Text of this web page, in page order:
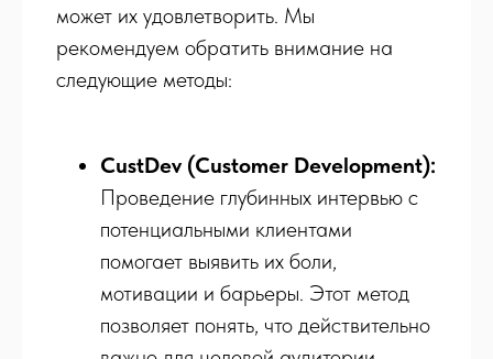
может их удовлетворить. Мы
рекомендуем обратить внимание на
следующие методы:
CustDev (Customer Development):
Проведение глубинных интервью с
потенциальными клиентами
помогает выявить их боли,
мотивации и барьеры. Этот метод
позволяет понять, что действительно